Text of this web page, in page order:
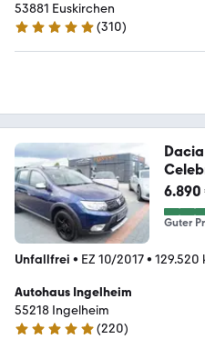
53881 Euskirchen
4.8 Sterne
(310)
Guter
Unfallfrei • EZ 10/2017• 129.520
Autohaus Ingelheim
55218 Ingelheim
4.8 Sterne
(220)